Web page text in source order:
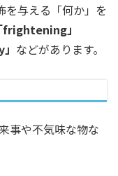
を与える「何か」を
frightening」
などがあります。
事や不気味な物な